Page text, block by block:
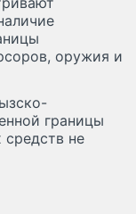
оружия и
границы
средств не